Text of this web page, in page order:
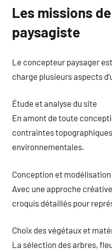
Les missions
paysagiste
Le concepteur paysager
charge plusieurs aspects
Étude et analyse du site
En amont de toute
contraintes
environnementales.
Conception et
Avec une approche
croquis détaillés pour
Choix des végétaux et
La sélection des arbres,